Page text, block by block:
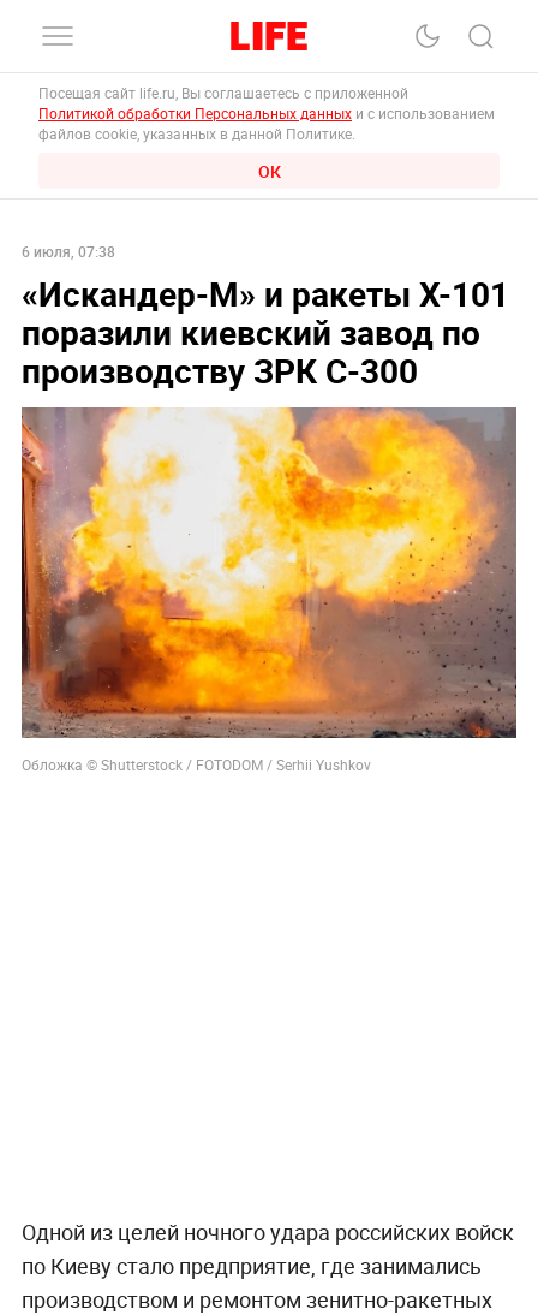
Посещая сайт life.ru, Вы соглашаетесь с приложенной
Политикой обработки Персональных данных и с использованием
файлов cookie, указанных в данной Политике.
ОК
6 июля, 07:38
«Искандер-М» и ракеты Х-101
поразили киевский завод по
производству ЗРК С-300
Обложка © Shutterstock / FOTODOM / Serhii Yushkov
Одной из целей ночного удара российских войск
по Киеву стало предприятие, где занимались
производством и ремонтом зенитно-ракетных